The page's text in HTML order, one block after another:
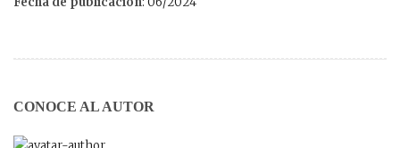
CONOCE AL AUTOR